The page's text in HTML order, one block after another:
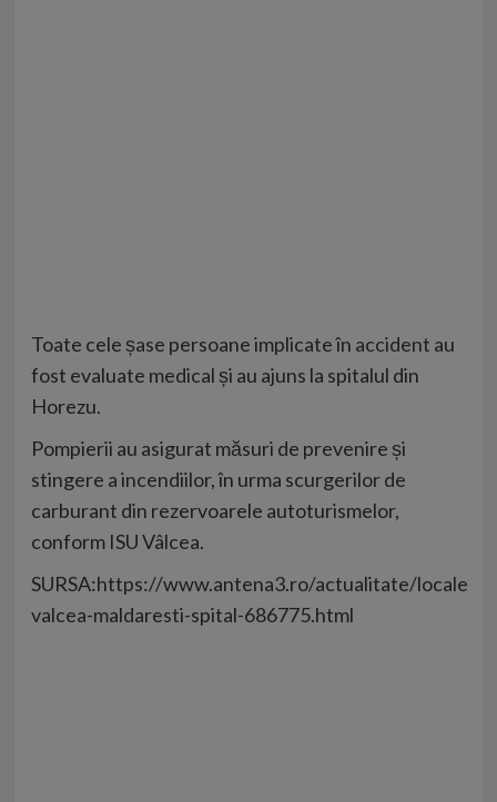
Toate cele șase persoane implicate în accident au
fost evaluate medical și au ajuns la spitalul din
Horezu.
Pompierii au asigurat măsuri de prevenire și
stingere a incendiilor, în urma scurgerilor de
carburant din rezervoarele autoturismelor,
conform ISU Vâlcea.
SURSA:https://www.antena3.ro/actualitate/locale/
valcea-maldaresti-spital-686775.html